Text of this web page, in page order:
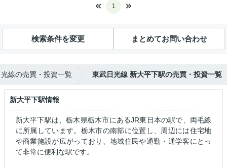
1
検索条件を変更 まとめてお問い合わせ
線の売買・投資一覧 東武日光線 新大平下駅の売買・投資一覧
新大平下駅情報
新大平下駅は、栃木県栃木市にあるJR東日本の駅で、両毛線
に所属しています。栃木市の南部に位置し、周辺には住宅地
や商業施設が広がっており、地域住民や通勤・通学客にとっ
て非常に便利な駅です。